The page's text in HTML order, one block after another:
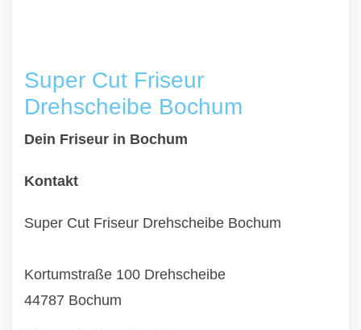
Super Cut Friseur
Drehscheibe Bochum
Dein Friseur in Bochum
Kontakt
Super Cut Friseur Drehscheibe Bochum
Kortumstraße 100 Drehscheibe
44787 Bochum